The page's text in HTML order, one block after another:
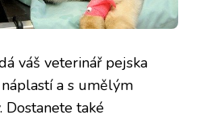
váš veterinář pejska
a s umělým
také